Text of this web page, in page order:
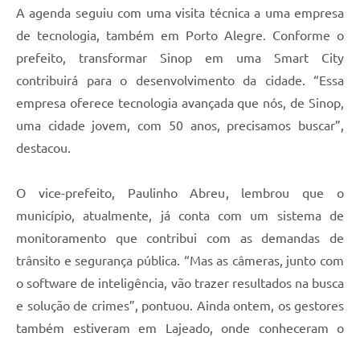
A agenda seguiu com uma visita técnica a uma empresa
de tecnologia, também em Porto Alegre. Conforme o
prefeito, transformar Sinop em uma Smart City
contribuirá para o desenvolvimento da cidade. “Essa
empresa oferece tecnologia avançada que nós, de Sinop,
uma cidade jovem, com 50 anos, precisamos buscar”,
destacou.
O vice-prefeito, Paulinho Abreu, lembrou que o
município, atualmente, já conta com um sistema de
monitoramento que contribui com as demandas de
trânsito e segurança pública. “Mas as câmeras, junto com
o software de inteligência, vão trazer resultados na busca
e solução de crimes”, pontuou. Ainda ontem, os gestores
também estiveram em Lajeado, onde conheceram o